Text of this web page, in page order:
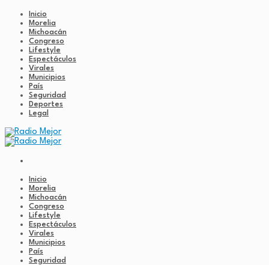
Inicio
Morelia
Michoacán
Congreso
Lifestyle
Espectáculos
Virales
Municipios
País
Seguridad
Deportes
Legal
Inicio
Morelia
Michoacán
Congreso
Lifestyle
Espectáculos
Virales
Municipios
País
Seguridad